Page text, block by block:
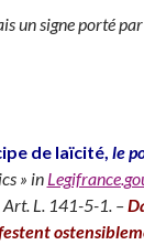
un signe porté
de laïcité, le
» in
Art. L. 141-5-1. –